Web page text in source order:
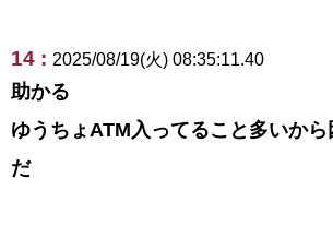
14 : 2025/08/19(火) 08:35:11.40
助かる
ゆうちょATM入ってること多いか
だ